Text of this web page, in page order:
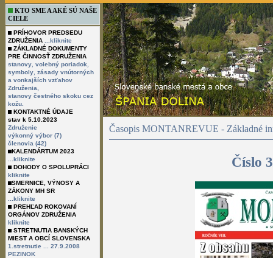
KTO SME A AKÉ SÚ NAŠE
CIELE
PRÍHOVOR PREDSEDU
ZDRUŽENIA
...kliknite
ZÁKLADNÉ DOKUMENTY
PRE ČINNOSŤ ZDRUŽENIA
stanovy volebný poriadok
symboly zásady vnútorných
a vonkajších vzťahov
Združenia,
stanovy čestného skoku cez
kožu.
KONTAKTNÉ ÚDAJE
stav k 5.10.2023
Združenie
výkonný výbor (7)
členovia (42)
KALENDÁRTUM 2023
...kliknite
DOHODY O SPOLUPRÁCI
kliknite
SMERNICE, VÝNOSY A
ZÁKONY MH SR
...kliknite
PREHĽAD ROKOVANÍ
ORGÁNOV ZDRUŽENIA
kliknite
STRETNUTIA BANSKÝCH
MIEST A OBCÍ SLOVENSKA
1.stretnutie ... 27.9.2008
PEZINOK
Časopis MONTANREVUE - Základné
Číslo